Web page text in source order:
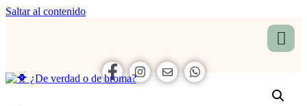
Saltar al contenido